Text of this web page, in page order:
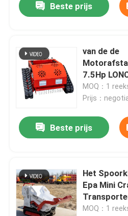
Beste prijs
van de de
7.5Hp
MOQ：1
Prijs：
Beste prijs
Het
Epa Mini
MOQ：1